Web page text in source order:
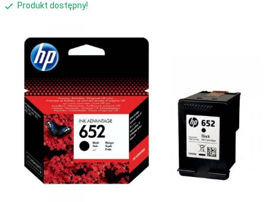
Produkt dostępny!